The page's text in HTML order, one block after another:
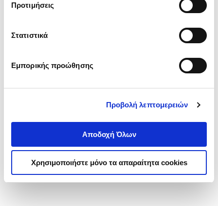
Προτιμήσεις
Στατιστικά
Εμπορικής προώθησης
Προβολή λεπτομερειών
Αποδοχή Όλων
Χρησιμοποιήστε μόνο τα απαραίτητα cookies